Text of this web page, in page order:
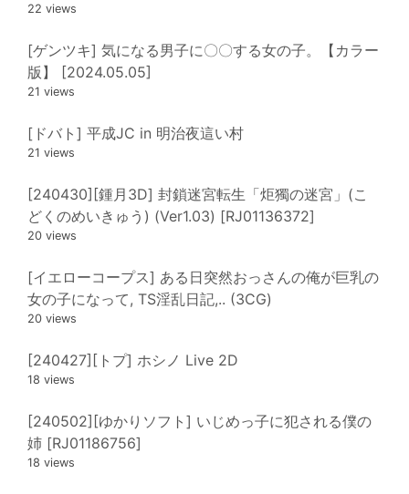
22 views
[ゲンツキ] 気になる男子に〇〇する女の子。【カラー
版】 [2024.05.05]
21 views
[ドバト] 平成JC in 明治夜這い村
21 views
[240430][鍾月3D] 封鎖迷宮転生「炬獨の迷宮」(こ
どくのめいきゅう) (Ver1.03) [RJ01136372]
20 views
[イエローコープス] ある日突然おっさんの俺が巨乳の
女の子になって, TS淫乱日記,.. (3CG)
20 views
[240427][トプ] ホシノ Live 2D
18 views
[240502][ゆかりソフト] いじめっ子に犯される僕の
姉 [RJ01186756]
18 views